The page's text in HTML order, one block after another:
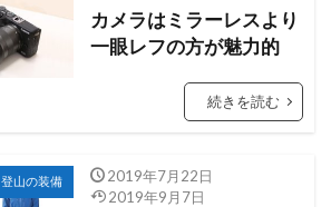
カメラはミラーレスより
一眼レフの方が魅力的
続きを読む
登山の装備
2019年7月22日
2019年9月7日